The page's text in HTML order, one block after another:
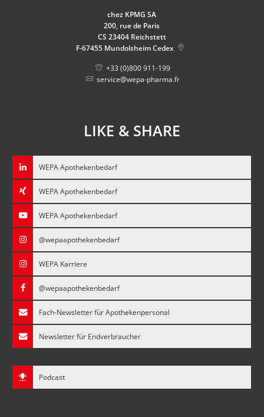
chez KPMG SA
200, rue de Paris
CS 23404 Reichstett
F-67455 Mundolsheim Cedex
+33 (0)800 911-199
service@wepa-pharma.fr
LIKE & SHARE
WEPA Apothekenbedarf
WEPA Apothekenbedarf
WEPA Apothekenbedarf
@wepaapothekenbedarf
WEPA Karriere
@wepaapothekenbedarf
Fach-Newsletter für Apothekenpersonal
Newsletter für Endverbraucher
Podcast